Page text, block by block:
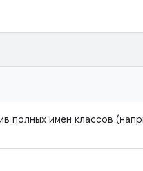
полных имен классов